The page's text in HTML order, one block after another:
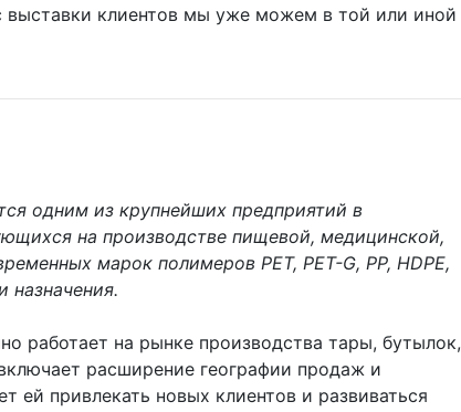
выставки клиентов мы уже можем в той или иной
одним из крупнейших предприятий в
на производстве пищевой, медицинской,
марок полимеров PET, PET-G, PP, HDPE,
назначения.
работает на рынке производства тары, бутылок,
расширение географии продаж и
ей привлекать новых клиентов и развиваться